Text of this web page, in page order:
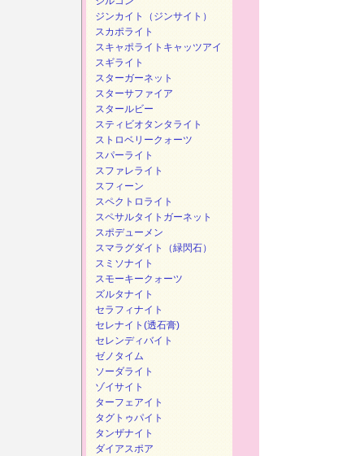
ジンカイト（ジンサイト）
スカポライト
スキャポライトキャッツアイ
スギライト
スターガーネット
スターサファイア
スタールビー
スティビオタンタライト
ストロベリークォーツ
スパーライト
スファレライト
スフィーン
スペクトロライト
スペサルタイトガーネット
スポデューメン
スマラグダイト（緑閃石）
スミソナイト
スモーキークォーツ
ズルタナイト
セラフィナイト
セレナイト(透石膏)
セレンディバイト
ゼノタイム
ソーダライト
ゾイサイト
ターフェアイト
タグトゥパイト
タンザナイト
ダイアスポア